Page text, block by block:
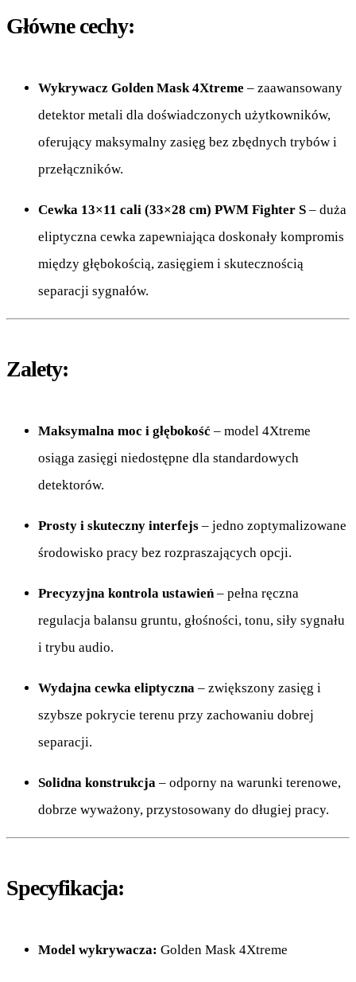
Główne cechy:
Wykrywacz Golden Mask 4Xtreme – zaawansowany
detektor metali dla doświadczonych użytkowników,
oferujący maksymalny zasięg bez zbędnych trybów i
przełączników.
Cewka 13×11 cali (33×28 cm) PWM Fighter S – duża
eliptyczna cewka zapewniająca doskonały kompromis
między głębokością, zasięgiem i skutecznością
separacji sygnałów.
Zalety:
Maksymalna moc i głębokość – model 4Xtreme
osiąga zasięgi niedostępne dla standardowych
detektorów.
Prosty i skuteczny interfejs – jedno zoptymalizowane
środowisko pracy bez rozpraszających opcji.
Precyzyjna kontrola ustawień– pełna ręczna
regulacja balansu gruntu, głośności, tonu, siły sygnału
i trybu audio.
Wydajna cewka eliptyczna – zwiększony zasięg i
szybsze pokrycie terenu przy zachowaniu dobrej
separacji.
Solidna konstrukcja – odporny na warunki terenowe,
dobrze wyważony, przystosowany do długiej pracy.
Specyfikacja:
Model wykrywacza: Golden Mask 4Xtreme